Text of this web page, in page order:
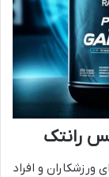
رانتک
و افراد